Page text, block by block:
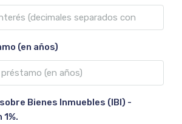
(en años)
Bienes Inmuebles (IBI) -